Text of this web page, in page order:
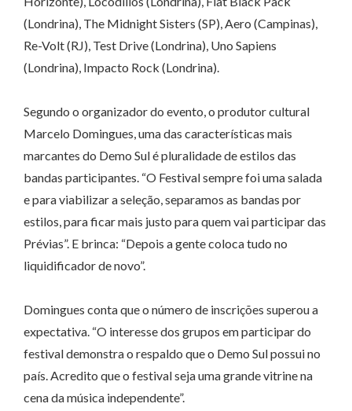
(Londrina), The Midnight Sisters (SP), Aero (Campinas),
Re-Volt (RJ), Test Drive (Londrina), Uno Sapiens
(Londrina), Impacto Rock (Londrina).
Segundo o organizador do evento, o produtor cultural
Marcelo Domingues, uma das características mais
marcantes do Demo Sul é pluralidade de estilos das
bandas participantes. “O Festival sempre foi uma salada
e para viabilizar a seleção, separamos as bandas por
estilos, para ficar mais justo para quem vai participar das
Prévias”. E brinca: “Depois a gente coloca tudo no
liquidificador de novo”.
Domingues conta que o número de inscrições superou a
expectativa. “O interesse dos grupos em participar do
festival demonstra o respaldo que o Demo Sul possui no
país. Acredito que o festival seja uma grande vitrine na
cena da música independente”.